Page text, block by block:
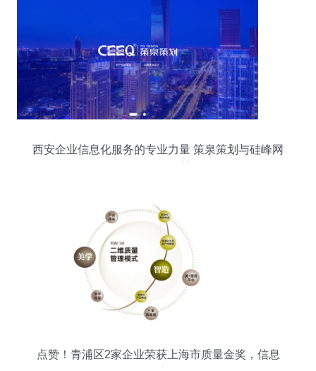
西安企业信息化服务的专业力量 策泉策划与硅峰网
点赞！青浦区2家企业荣获上海市质量金奖，信息